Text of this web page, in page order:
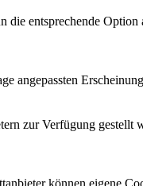
die entsprechende
angepassten
zur Verfügung gestellt
können eigene